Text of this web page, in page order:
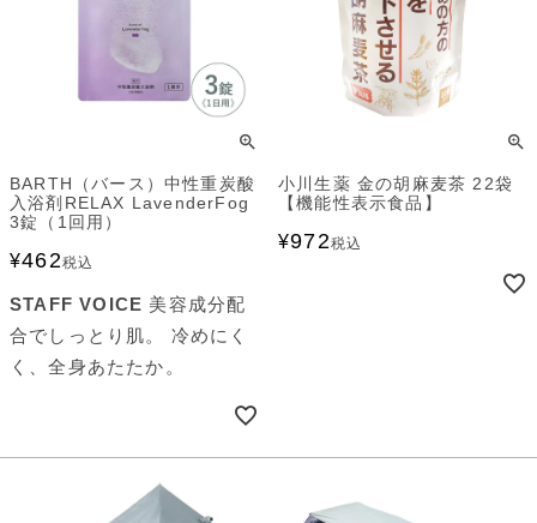
BARTH（バース）中性重炭酸
入浴剤RELAX LavenderFog
3錠（1回用）
¥462税込
STAFF VOICE 美容成分配
合でしっとり肌。 冷めにく
く、全身あたたか。
小川生薬 金の胡麻麦茶 22袋
【機能性表示食品】
¥972税込